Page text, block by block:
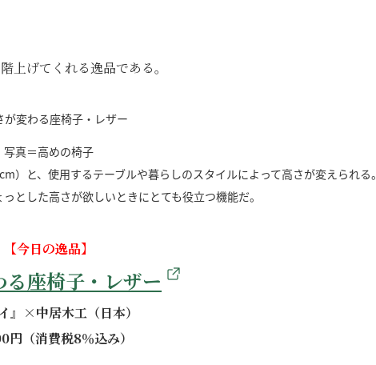
上げてくれる逸品である。
写真＝高めの椅子
と、使用するテーブルや暮らしのスタイルによって高さが変えられる。
とした高さが欲しいときにとても役立つ機能だ。
【今日の逸品】
る座椅子・レザー
』×中居木工（日本）
円（消費税8％込み）